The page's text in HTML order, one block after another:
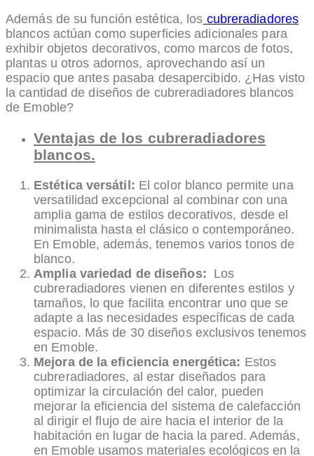
Además de su función estética, los cubreradiadores
blancos actúan como superficies adicionales para
exhibir objetos decorativos, como marcos de fotos,
plantas u otros adornos, aprovechando así un
espacio que antes pasaba desapercibido. ¿Has visto
la cantidad de diseños de cubreradiadores blancos
de Emoble?
Ventajas de los cubreradiadores
blancos.
Estética versátil: El color blanco permite una
versatilidad excepcional al combinar con una
amplia gama de estilos decorativos, desde el
minimalista hasta el clásico o contemporáneo.
En Emoble, además, tenemos varios tonos de
blanco.
Amplia variedad de diseños: Los
cubreradiadores vienen en diferentes estilos y
tamaños, lo que facilita encontrar uno que se
adapte a las necesidades específicas de cada
espacio. Más de 30 diseños exclusivos tenemos
en Emoble.
Mejora de la eficiencia energética: Estos
cubreradiadores, al estar diseñados para
optimizar la circulación del calor, pueden
mejorar la eficiencia del sistema de calefacción
al dirigir el flujo de aire hacia el interior de la
habitación en lugar de hacia la pared. Además,
en Emoble usamos materiales ecológicos en la